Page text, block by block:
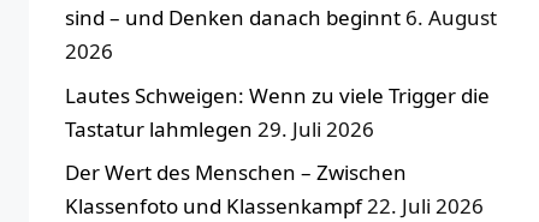
sind – und Denken danach beginnt 6. August
2026
Lautes Schweigen: Wenn zu viele Trigger die
Tastatur lahmlegen 29. Juli 2026
Der Wert des Menschen – Zwischen
Klassenfoto und Klassenkampf22. Juli 2026